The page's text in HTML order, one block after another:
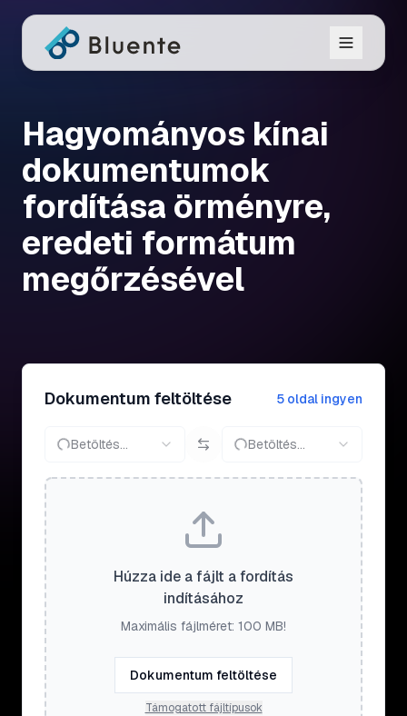
Hagyományos kínai
dokumentumok
fordítása örményre,
eredeti formátum
megőrzésével
Dokumentum feltöltése 5 oldal ingyen
Betöltés... Betöltés...
Húzza ide a fájlt a fordítás
indításához
Maximális fájlméret: 100 MB!
Dokumentum feltöltése
Támogatott fájltípusok